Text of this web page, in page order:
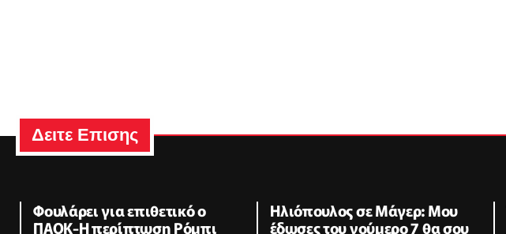
Δειτε Επισης
Φουλάρει για επιθετικό ο
ΠΑΟΚ-Η περίπτωση Ρόμπι
Ηλιόπουλος σε Μάγερ: Μου
έδωσες του νούμερο 7 θα σου